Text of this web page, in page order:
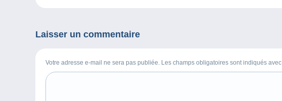
Laisser un commentaire
Votre adresse e-mail ne sera pas publiée. Les champs obligatoires sont indiqués avec